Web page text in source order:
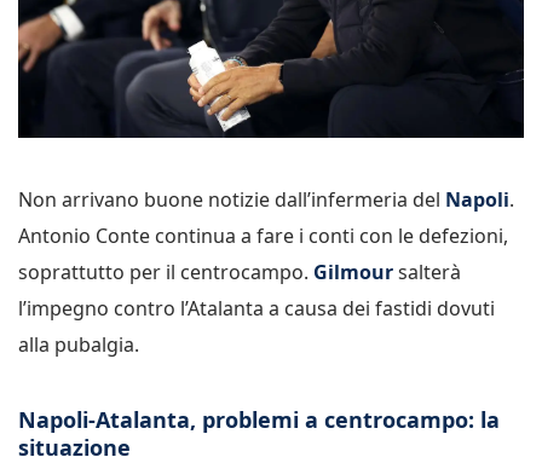
Non arrivano buone notizie dall’infermeria del Napoli.
Antonio Conte continua a fare i conti con le defezioni,
soprattutto per il centrocampo. Gilmoursalterà
l’impegno contro l’Atalanta a causa dei fastidi dovuti
alla pubalgia.
Napoli-Atalanta, problemi a centrocampo: la
situazione